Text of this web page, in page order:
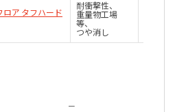
ロア タフハード
耐衝撃性、
重量物工場
等、
つや消し
－